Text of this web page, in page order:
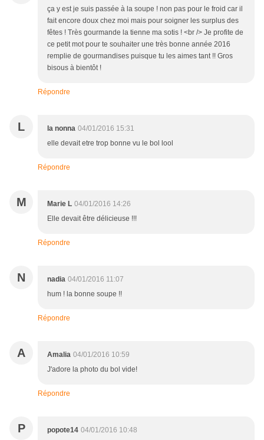
ça y est je suis passée à la soupe ! non pas pour le froid car il
fait encore doux chez moi mais pour soigner les surplus des
fêtes ! Très gourmande la tienne ma sotis ! <br /> Je profite de
ce petit mot pour te souhaiter une très bonne année 2016
remplie de gourmandises puisque tu les aimes tant !! Gros
bisous à bientôt !
Répondre
L la nonna 04/01/2016 15:31
elle devait etre trop bonne vu le bol lool
Répondre
M Marie L 04/01/2016 14:26
Elle devait être délicieuse !!!
Répondre
N nadia 04/01/2016 11:07
hum ! la bonne soupe !!
Répondre
A Amalia 04/01/2016 10:59
J'adore la photo du bol vide!
Répondre
P popote14 04/01/2016 10:48